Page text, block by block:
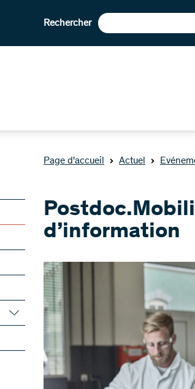
Rechercher
Page d'accueil Actuel
d’information